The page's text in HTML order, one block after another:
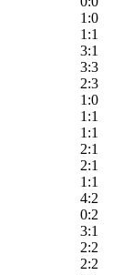
1:0
1:1
3:1
3:3
2:3
1:0
1:1
1:1
2:1
2:1
1:1
4:2
0:2
3:1
2:2
2:2